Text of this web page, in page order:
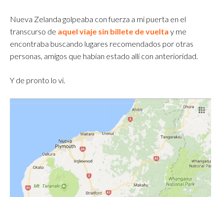
Nueva Zelanda golpeaba con fuerza a mi puerta en el
transcurso de aquel viaje sin billete de vuelta y me
encontraba buscando lugares recomendados por otras
personas, amigos que habían estado allí con anterioridad.
Y de pronto lo vi.